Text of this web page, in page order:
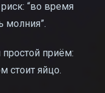
“во время
молния”.
простой приём:
стоит яйцо.